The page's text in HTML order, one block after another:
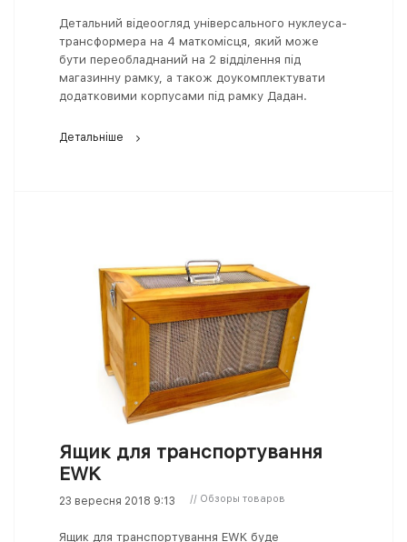
Детальний відеоогляд універсального нуклеуса-
трансформера на 4 маткомісця, який може
бути переобладнаний на 2 відділення під
магазинну рамку, а також доукомплектувати
додатковими корпусами під рамку Дадан.
Детальніше
Ящик для транспортування
EWK
23 вересня 2018 9:13 // Обзоры товаров
Ящик для транспортування EWK буде